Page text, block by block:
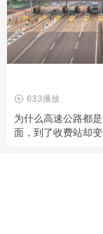
633播放
为什么高速公路都
面，到了收费站却